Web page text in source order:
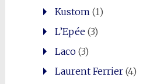
Kustom (1)
L’Epée(3)
Laco(3)
Laurent Ferrier(4)